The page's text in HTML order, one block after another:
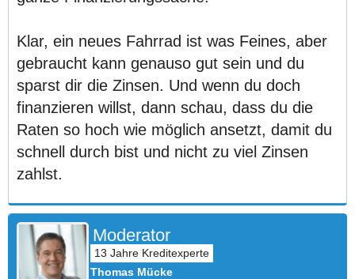
Klar, ein neues Fahrrad ist was Feines, aber
gebraucht kann genauso gut sein und du
sparst dir die Zinsen. Und wenn du doch
finanzieren willst, dann schau, dass du die
Raten so hoch wie möglich ansetzt, damit du
schnell durch bist und nicht zu viel Zinsen
zahlst.
Moderator
Thomas Mücke